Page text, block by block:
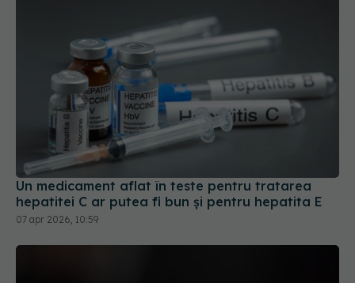
Un medicament aflat în teste pentru tratarea
hepatitei C ar putea fi bun și pentru hepatita E
07 apr 2026, 10:59